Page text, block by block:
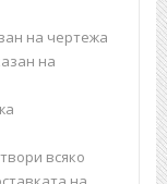
на чертежа
на
всяко